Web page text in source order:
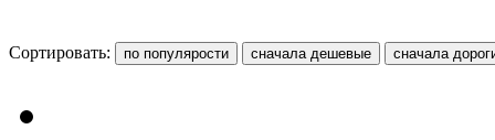
Сортировать: